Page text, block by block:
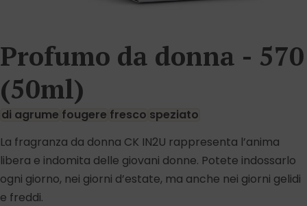
Profumo da donna - 570
(50ml)
di agrume fougere fresco speziato
La fragranza da donna CK IN2U rappresenta l’anima
libera e indomita delle giovani donne. Potete indossarlo
ogni giorno, nei giorni d’estate, ma anche nei giorni gelidi
e freddi.